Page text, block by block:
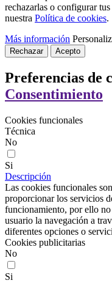
rechazarlas o configurar
nuestra Política de cookies.
Más información
Rechazar Acepto
Preferencias de
Consentimiento
Cookies funcionales
Técnica
No
Si
Descripción
Las cookies funcionales
proporcionar los servicios
funcionamiento, por ello no
usuario la navegación a
diferentes opciones o
Cookies publicitarias
No
Si